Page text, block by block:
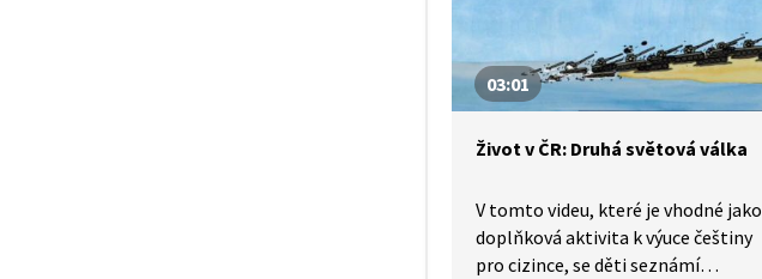
a nacistickým Německem a jeho
satelity. Jak se mu podařilo
politicky přežít až do roku 1968?
03:01
Život v ČR: Druhá světová válka
V tomto videu, které je vhodné jako
doplňková aktivita k výuce češtiny
pro cizince, se děti seznámí